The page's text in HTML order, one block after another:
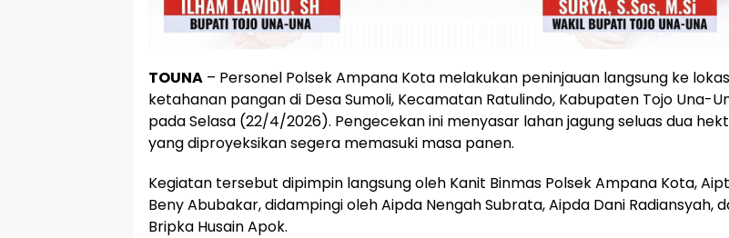
TOUNA – Personel Polsek Ampana Kota melakukan peninjauan langsung ke
ketahanan pangan di Desa Sumoli, Kecamatan Ratulindo, Kabupaten Tojo Una-
pada Selasa (22/4/2026). Pengecekan ini menyasar lahan jagung seluas dua
yang diproyeksikan segera memasuki masa panen.
Kegiatan tersebut dipimpin langsung oleh Kanit Binmas Polsek Ampana Kota,
Beny Abubakar, didampingi oleh Aipda Nengah Subrata, Aipda Dani Radiansyah,
Bripka Husain Apok.